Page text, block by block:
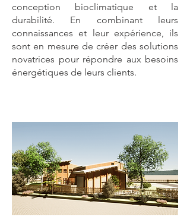
conception bioclimatique et la
durabilité. En combinant leurs
connaissances et leur expérience, ils
sont en mesure de créer des solutions
novatrices pour répondre aux besoins
énergétiques de leurs clients.